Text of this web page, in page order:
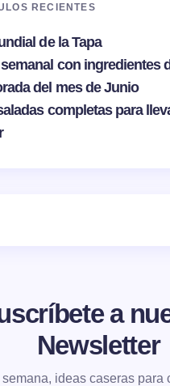
RECIENTES
de la Tapa
con ingredientes
del mes de Junio
completas para
a
Newsletter
ideas caseras para